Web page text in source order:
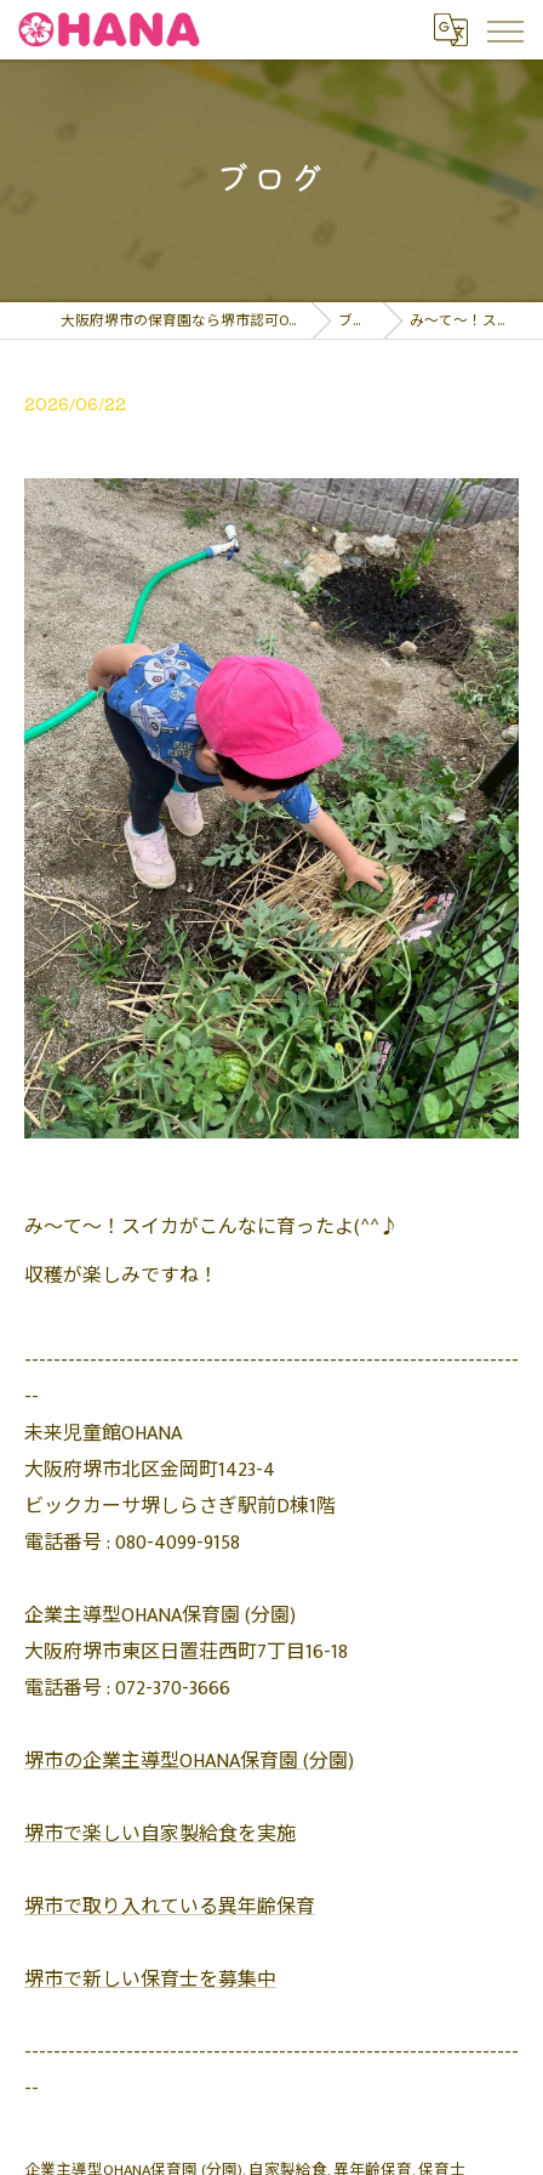
ブログ
大阪府堺市の保育園なら堺市認可OHANA保育園 ブログ み～て～！スイカが…
2026/06/22
み～て～！スイカがこんなに育ったよ(^^♪
収穫が楽しみですね！
--------------------------------------------------------------------
--
未来児童館OHANA
大阪府堺市北区金岡町1423-4
ビックカーサ堺しらさぎ駅前D棟1階
電話番号 :080-4099-9158
企業主導型OHANA保育園 (分園)
大阪府堺市東区日置荘西町7丁目16-18
電話番号 :072-370-3666
堺市の企業主導型OHANA保育園 (分園)
堺市で楽しい自家製給食を実施
堺市で取り入れている異年齢保育
堺市で新しい保育士を募集中
--------------------------------------------------------------------
--